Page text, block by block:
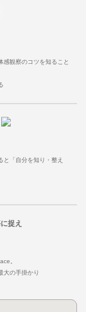
感観察のコツを知ること
と「自分を知り・整え
捉え
。
大の手掛かり